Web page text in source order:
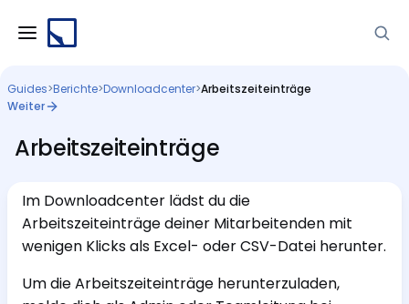
Guides>Berichte>Downloadcenter>Arbeitszeiteinträge
Weiter
Arbeitszeiteinträge
Im Downloadcenter lädst du die
Arbeitszeiteinträge deiner Mitarbeitenden mit
wenigen Klicks als Excel- oder CSV-Datei herunter.
Um die Arbeitszeiteinträge herunterzuladen,